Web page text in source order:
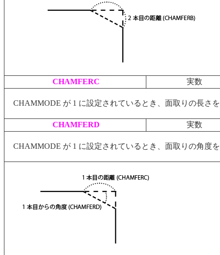
CHAMFERC 実数
CHAMMODE が 1 に設定されているとき、面取りの長さ
CHAMFERD 実数
CHAMMODE が 1 に設定されているとき、面取りの角度